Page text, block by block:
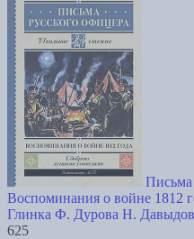
Письма
Воспоминания о войне 1812
Глинка Ф. Дурова Н.
625